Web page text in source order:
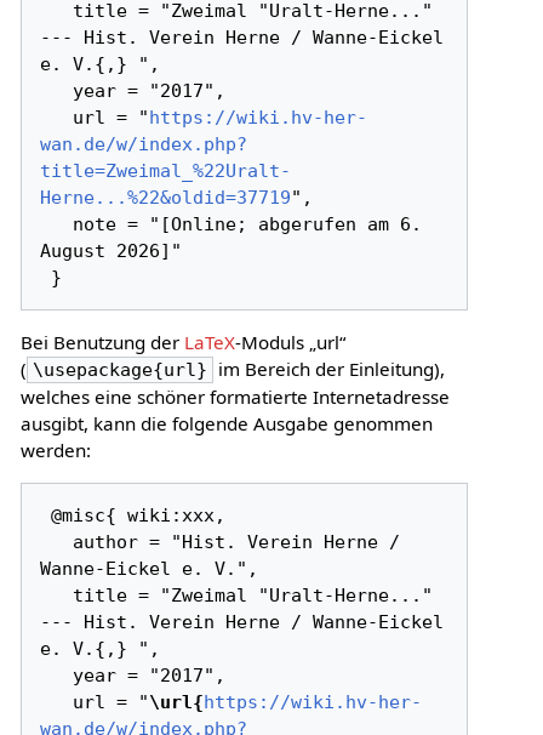
--- Hist. Verein Herne / Wanne-Eickel
e. V.{,} ",
   url = "
https://wiki.hv-her-
wan.de/w/index.php?
title=Zweimal_%22Uralt-
Herne...%22&oldid=37719",
August 2026]"
Bei Benutzung der LaTeX-Moduls „url“
( \usepackage{url}
im Bereich der Einleitung),
welches eine schöner formatierte Internetadresse
ausgibt, kann die folgende Ausgabe genommen
werden:
@misc{ wiki:xxx,
Wanne-Eickel e. V.",
--- Hist. Verein Herne / Wanne-Eickel
e. V.{,} ",
   url = "
\url{https://wiki.hv-her-
wan.de/w/index.php?